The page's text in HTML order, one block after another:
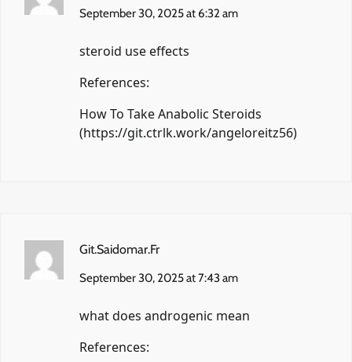
September 30, 2025 at 6:32 am
steroid use effects
References:
How To Take Anabolic Steroids
(https://git.ctrlk.work/angeloreitz56)
Git.Saidomar.Fr
September 30, 2025 at 7:43 am
what does androgenic mean
References: